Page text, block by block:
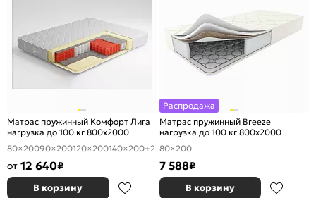
Матрас пружинный Комфорт Лига
нагрузка до 100 кг 800x2000
80×20090×200120×200140×200+2
от 12 640₽
В корзину
Распродажа
Матрас пружинный Breeze
нагрузка до 100 кг 800x2000
80×200
7 588₽
В корзину